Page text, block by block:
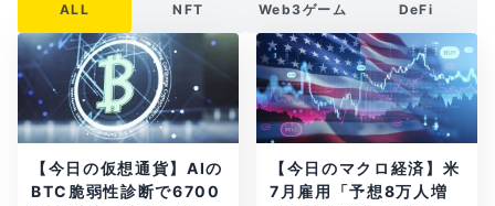
ALL NFT Web3ゲーム DeFi
【今日の仮想通貨】AIの
BTC脆弱性診断で6700
【今日のマクロ経済】米
7月雇用「予想8万人増